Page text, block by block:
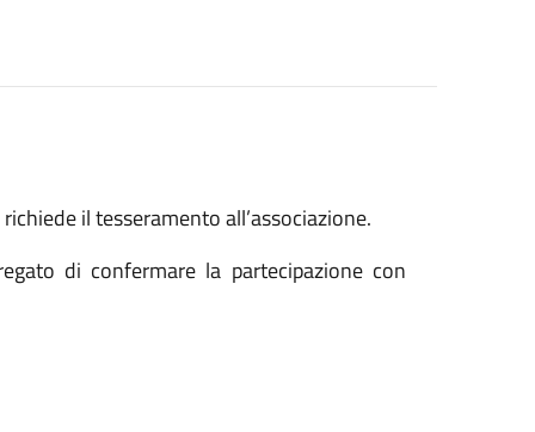
il tesseramento all’associazione.
di confermare la partecipazione con